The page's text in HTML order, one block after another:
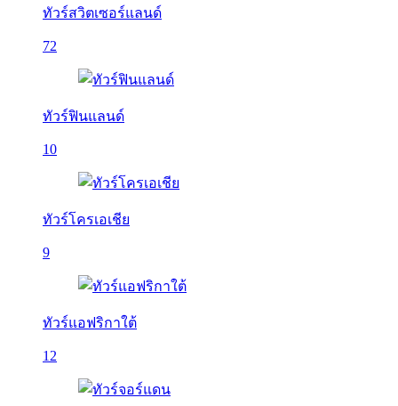
ทัวร์สวิตเซอร์แลนด์
72
ทัวร์ฟินแลนด์
10
ทัวร์โครเอเชีย
9
ทัวร์แอฟริกาใต้
12